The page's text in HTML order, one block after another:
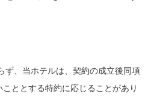
ず、当ホテルは、契約の成立後同項
ととする特約に応じることがあり